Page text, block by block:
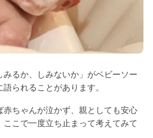
るか、しみないか」がベビーソー
られることがあります。
ちゃんが泣かず、親としても安心
こで一度立ち止まって考えてみて